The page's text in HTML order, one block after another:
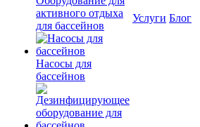
активного отдыха
для бассейнов
Насосы для
бассейнов
Услуги Блог